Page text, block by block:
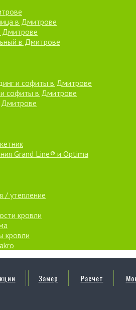
в Дмитрове
Дмитрове
в Дмитрове
и софиты в Дмитрове
софиты в Дмитрове
Grand Line® и Optima
/ утепление
кровли
кровли
Замер
Расчет